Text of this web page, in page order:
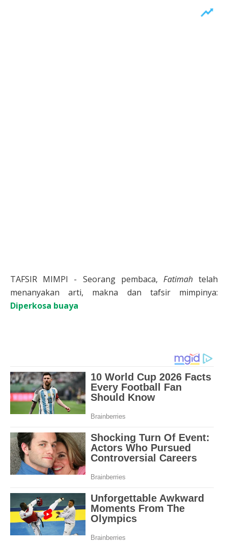
TAFSIR MIMPI - Seorang pembaca, Fatimahtelah
menanyakan arti, makna dan tafsir mimpinya:
Diperkosa buaya